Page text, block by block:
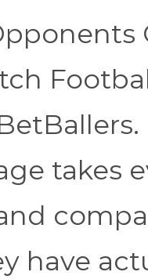
takes
have